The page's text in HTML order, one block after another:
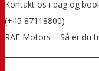
Kontakt os i dag og
(+45 87118800)
RAF Motors – Så er du